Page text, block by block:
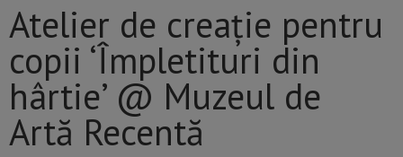
Atelier de creație pentru
copii ‘Împletituri din
hârtie’ @ Muzeul de
Artă Recentă